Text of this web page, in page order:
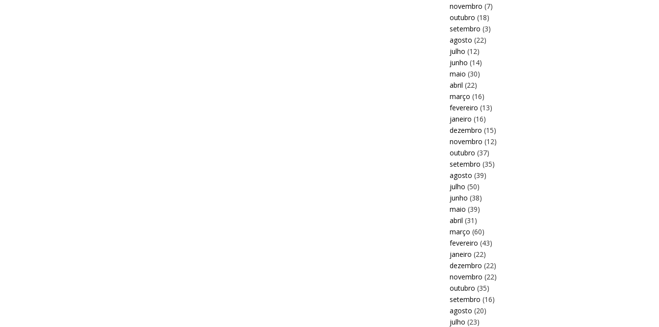
novembro (7)
outubro (18)
setembro (3)
agosto (22)
julho (12)
junho (14)
maio (30)
abril (22)
março (16)
fevereiro (13)
janeiro (16)
dezembro (15)
novembro (12)
outubro (37)
setembro (35)
agosto (39)
julho (50)
junho (38)
maio (39)
abril (31)
março (60)
fevereiro (43)
janeiro (22)
dezembro (22)
novembro (22)
outubro (35)
setembro (16)
agosto (20)
julho (23)